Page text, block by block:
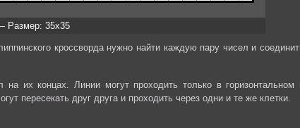
Размер: 35x35
кроссворда нужно найти каждую пару чисел и
их концах. Линии могут проходить только в горизонтальном
пересекать друг друга и проходить через одни и те же клетки.